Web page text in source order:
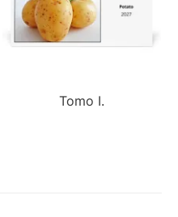
Tomo I.